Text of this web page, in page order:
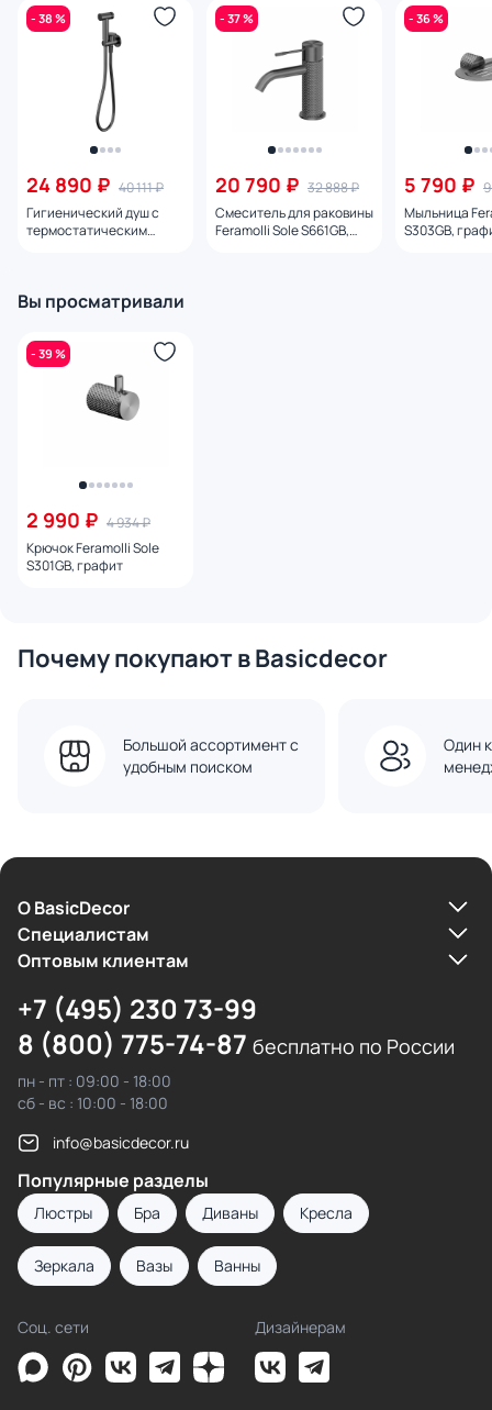
- 38 %
24 890 ₽ 40 111 ₽
Гигиенический душ с
термостатическим
- 37 %
20 790 ₽ 32 888 ₽
Смеситель для раковины
Feramolli Sole S661GB,
- 36 %
5 790 ₽
Мыльница
S303GB,
Вы просматривали
- 39 %
2 990 ₽ 4 934 ₽
Крючок Feramolli Sole
S301GB, графит
Почему покупают в Basicdecor
Большой ассортимент с
удобным поиском
Один
О BasicDecor
Cпециалистам
Оптовым клиентам
+7 (495) 230 73-99
8 (800) 775-74-87 бесплатно по России
пн - пт : 09:00 - 18:00
сб - вс : 10:00 - 18:00
info@basicdecor.ru
Популярные разделы
Люстры Бра Диваны Кресла
Зеркала Вазы Ванны
Соц. сети Дизайнерам